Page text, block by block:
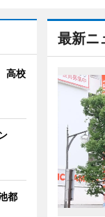
最新ニ
高校
都